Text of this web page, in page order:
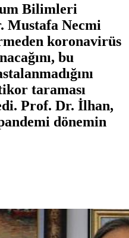
Bilimleri
Mustafa Necmi
koronavirüs
bu
taraması
Prof. Dr. İlhan,
dönemin